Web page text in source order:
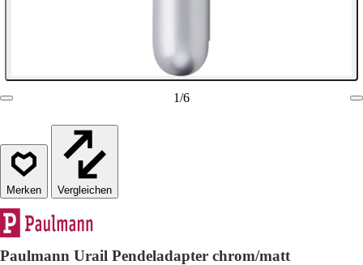
1/6
Vergleichen
Paulmann Urail Pendeladapter chrom/matt